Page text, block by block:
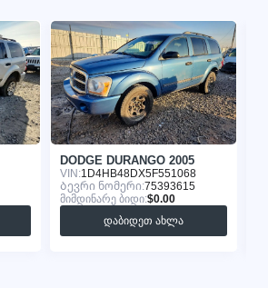
DODGE DURANGO 2005
VIN:1D4HB48DX5F551068
Ბევრი ნომერი:75393615
მიმდინარე ბიდი:$0.00
დაბიდეთ ახლა